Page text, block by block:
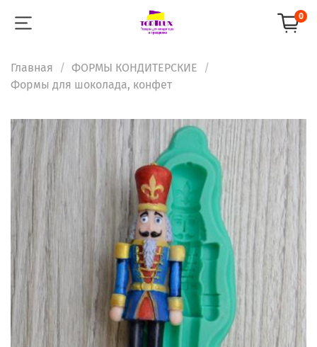
0
Главная
ФОРМЫ КОНДИТЕРСКИЕ
Формы для шоколада, конфет